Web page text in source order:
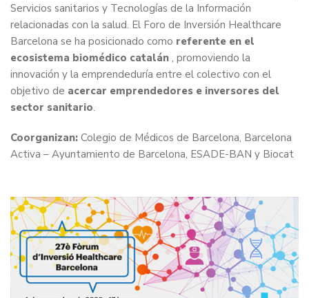
Servicios sanitarios y Tecnologías de la Información
relacionadas con la salud. El Foro de Inversión Healthcare
Barcelona se ha posicionado como referente en el
ecosistema biomédico catalán , promoviendo la
innovación y la emprendeduría entre el colectivo con el
objetivo de acercar emprendedores e inversores del
sector sanitario.
Coorganizan: Colegio de Médicos de Barcelona, Barcelona
Activa – Ayuntamiento de Barcelona, ESADE-BAN y Biocat